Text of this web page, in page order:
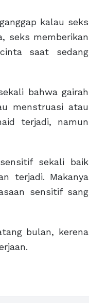
kalau seks
seks memberikan
saat sedang
bahwa gairah
menstruasi atau
terjadi, namun
sekali baik
terjadi. Makanya
sensitif sang
bulan, kerena